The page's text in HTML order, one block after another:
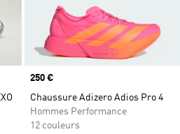
Prix
250 €
Chaussure Adizero Adios Pro 4
Hommes Performance
12 couleurs